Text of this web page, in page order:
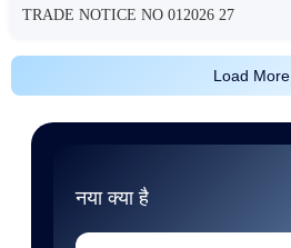
TRADE NOTICE NO 012026 27
Load More
नया क्या है